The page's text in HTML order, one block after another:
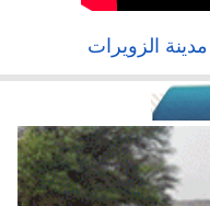
الزويرات